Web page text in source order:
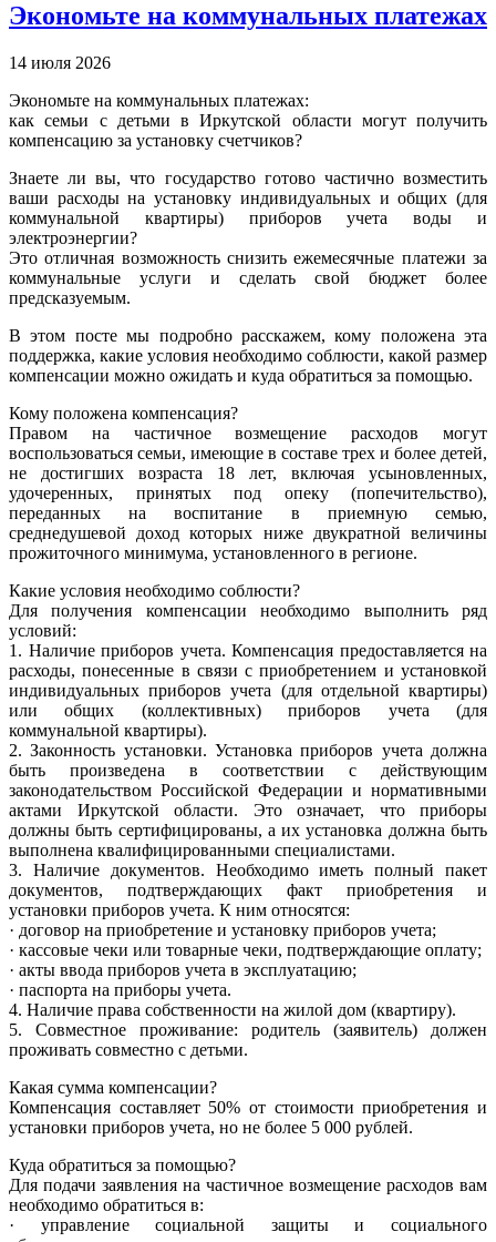
Экономьте на коммунальных платежах
14 июля 2026
Экономьте на коммунальных платежах:
как семьи с детьми в Иркутской области могут получить
компенсацию за установку счетчиков?
Знаете ли вы, что государство готово частично возместить
ваши расходы на установку индивидуальных и общих (для
коммунальной квартиры) приборов учета воды и
электроэнергии?
Это отличная возможность снизить ежемесячные платежи за
коммунальные услуги и сделать свой бюджет более
предсказуемым.
В этом посте мы подробно расскажем, кому положена эта
поддержка, какие условия необходимо соблюсти, какой размер
компенсации можно ожидать и куда обратиться за помощью.
Кому положена компенсация?
Правом на частичное возмещение расходов могут
воспользоваться семьи, имеющие в составе трех и более детей,
не достигших возраста 18 лет, включая усыновленных,
удочеренных, принятых под опеку (попечительство),
переданных на воспитание в приемную семью,
среднедушевой доход которых ниже двукратной величины
прожиточного минимума, установленного в регионе.
Какие условия необходимо соблюсти?
Для получения компенсации необходимо выполнить ряд
условий:
1. Наличие приборов учета. Компенсация предоставляется на
расходы, понесенные в связи с приобретением и установкой
индивидуальных приборов учета (для отдельной квартиры)
или общих (коллективных) приборов учета (для
коммунальной квартиры).
2. Законность установки. Установка приборов учета должна
быть произведена в соответствии с действующим
законодательством Российской Федерации и нормативными
актами Иркутской области. Это означает, что приборы
должны быть сертифицированы, а их установка должна быть
выполнена квалифицированными специалистами.
3. Наличие документов. Необходимо иметь полный пакет
документов, подтверждающих факт приобретения и
установки приборов учета. К ним относятся:
· договор на приобретение и установку приборов учета;
· кассовые чеки или товарные чеки, подтверждающие оплату;
· акты ввода приборов учета в эксплуатацию;
· паспорта на приборы учета.
4. Наличие права собственности на жилой дом (квартиру).
5. Совместное проживание: родитель (заявитель) должен
проживать совместно с детьми.
Какая сумма компенсации?
Компенсация составляет 50% от стоимости приобретения и
установки приборов учета, но не более 5 000 рублей.
Куда обратиться за помощью?
Для подачи заявления на частичное возмещение расходов вам
необходимо обратиться в:
· управление социальной защиты и социального